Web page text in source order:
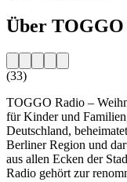
Über TOGGO
(33)
TOGGO Radio –
für Kinder und
Deutschland,
Berliner Region und
aus allen Ecken der
Radio gehört zur